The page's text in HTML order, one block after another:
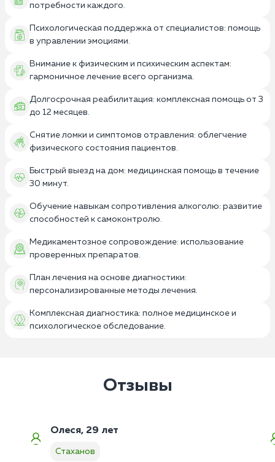
потребности каждого.
Психологическая поддержка от специалистов: помощь
в управлении эмоциями.
Внимание к физическим и психическим аспектам:
гармоничное лечение всего организма.
Долгосрочная реабилитация: комплексная помощь от 3
до 12 месяцев.
Снятие ломки и симптомов отравления: облегчение
физического состояния пациентов.
Быстрый выезд на дом: медицинская помощь в течение
30 минут.
Обучение навыкам сопротивления алкоголю: развитие
способностей к самоконтролю.
Медикаментозное сопровождение: использование
проверенных препаратов.
План лечения на основе диагностики:
персонализированные методы лечения.
Комплексная диагностика: полное медицинское и
психологическое обследование.
Отзывы
Олеся, 29 лет
Стаханов